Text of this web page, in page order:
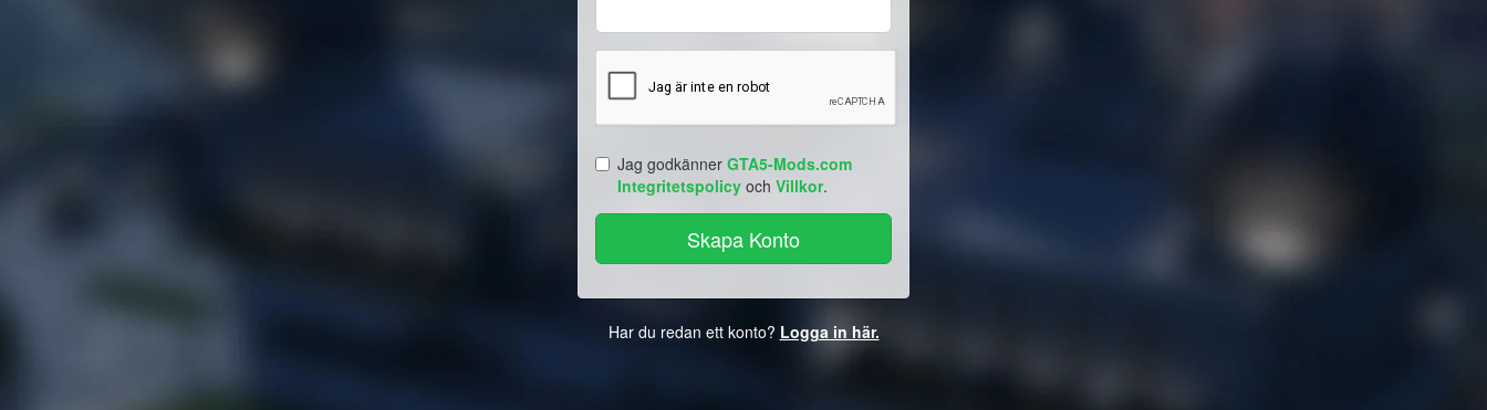
Jag godkänner GTA5-Mods.com
Integritetspolicy och Villkor.
Har du redan ett konto? Logga in här.